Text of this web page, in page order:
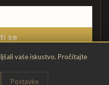
vaše iskustvo. Pročitajte
Postavke
se